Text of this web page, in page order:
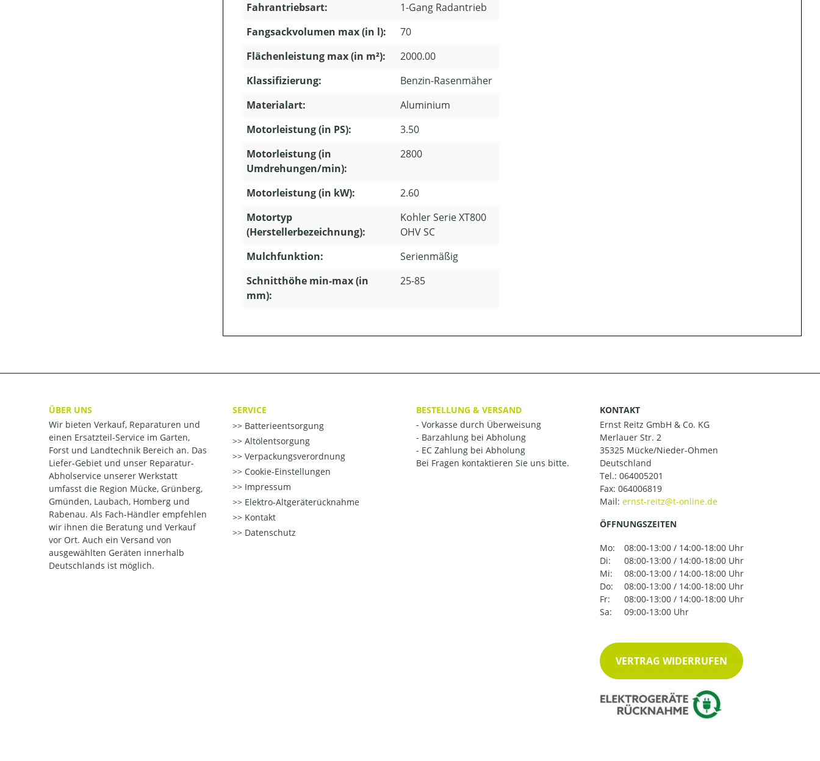
Fahrantriebsart:
1-Gang Radantrieb
Fangsackvolumen max (in l):
70
Flächenleistung max (in m²):
2000.00
Klassifizierung:
Benzin-Rasenmäher
Materialart:
Aluminium
Motorleistung (in PS):
3.50
Motorleistung (in
Umdrehungen/min):
2800
Motorleistung (in kW):
2.60
Motortyp
(Herstellerbezeichnung):
Kohler Serie XT800
OHV SC
Mulchfunktion:
Serienmäßig
Schnitthöhe min-max (in
mm):
25-85
ÜBER UNS
Wir bieten Verkauf, Reparaturen und
einen Ersatzteil-Service im Garten,
Forst und Landtechnik Bereich an. Das
Liefer-Gebiet und unser Reparatur-
Abholservice unserer Werkstatt
umfasst die Region Mücke, Grünberg,
Gmünden, Laubach, Homberg und
Rabenau. Als Fach-Händler empfehlen
wir ihnen die Beratung und Verkauf
vor Ort. Auch ein Versand von
ausgewählten Geräten innerhalb
Deutschlands ist möglich.
SERVICE
Batterieentsorgung
Altölentsorgung
Verpackungsverordnung
Cookie-Einstellungen
Impressum
Elektro-Altgeräterücknahme
Kontakt
Datenschutz
BESTELLUNG & VERSAND
- Vorkasse durch Überweisung
- Barzahlung bei Abholung
- EC Zahlung bei Abholung
Bei Fragen kontaktieren Sie uns bitte.
KONTAKT
Ernst Reitz GmbH & Co. KG
Merlauer Str. 2
35325 Mücke/Nieder-Ohmen
Deutschland
Tel.: 064005201
Fax: 064006819
Mail:
ÖFFNUNGSZEITEN
Mo:
08:00-13:00 / 14:00-18:00 Uhr
Di:
08:00-13:00 / 14:00-18:00 Uhr
Mi:
08:00-13:00 / 14:00-18:00 Uhr
Do:
08:00-13:00 / 14:00-18:00 Uhr
Fr:
08:00-13:00 / 14:00-18:00 Uhr
Sa:
09:00-13:00 Uhr
VERTRAG WIDERRUFEN